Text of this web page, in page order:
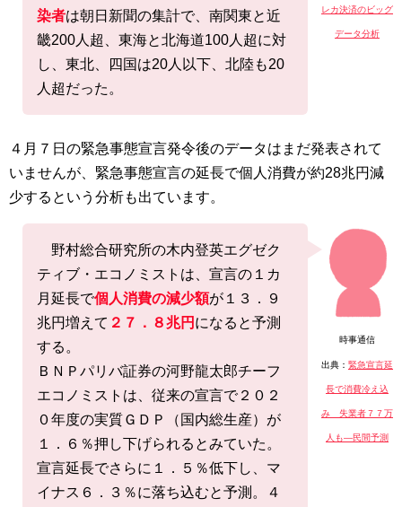
レカ決済のビッグ
データ分析
染者は朝日新聞の集計で、南関東と近
畿200人超、東海と北海道100人超に対
し、東北、四国は20人以下、北陸も20
人超だった。
４月７日の緊急事態宣言発令後のデータはまだ発表されて
いませんが、緊急事態宣言の延長で個人消費が約28兆円減
少するという分析も出ています。
時事通信
出典： 緊急宣言延
長で消費冷え込
み 失業者７７万
人も―民間予測
野村総合研究所の木内登英エグゼク
ティブ・エコノミストは、宣言の１カ
月延長で個人消費の減少額が１３．９
兆円増えて ２７．８兆円 になると予測
する。
ＢＮＰパリバ証券の河野龍太郎チーフ
エコノミストは、従来の宣言で２０２
０年度の実質ＧＤＰ（国内総生産）が
１．６％押し下げられるとみていた。
宣言延長でさらに１．５％低下し、マ
イナス６．３％に落ち込むと予測。４